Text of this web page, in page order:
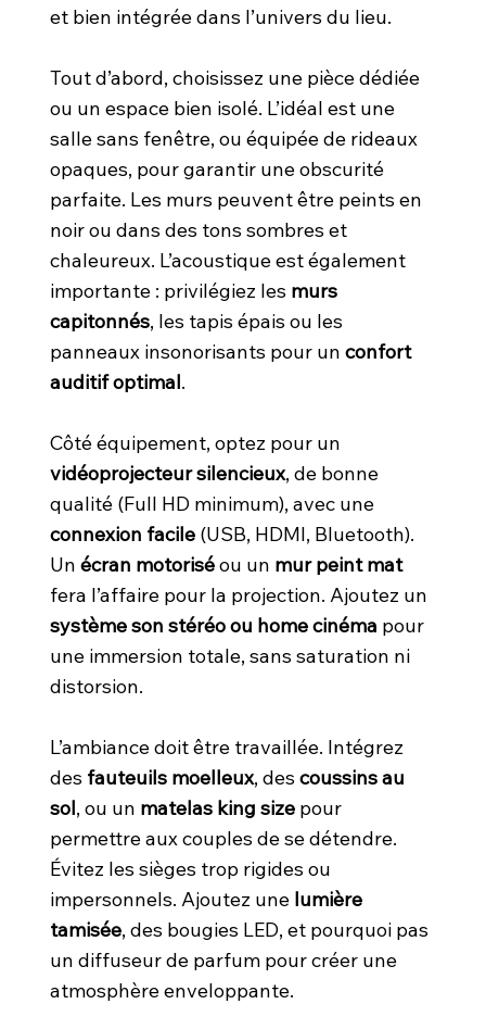
et bien intégrée dans l’univers du lieu.
Tout d’abord, choisissez une pièce dédiée
ou un espace bien isolé. L’idéal est une
salle sans fenêtre, ou équipée de rideaux
opaques, pour garantir une obscurité
parfaite. Les murs peuvent être peints en
noir ou dans des tons sombres et
chaleureux. L’acoustique est également
importante : privilégiez les murs
capitonnés, les tapis épais ou les
panneaux insonorisants pour un confort
auditif optimal.
Côté équipement, optez pour un
vidéoprojecteur silencieux, de bonne
qualité (Full HD minimum), avec une
connexion facile(USB, HDMI, Bluetooth).
Un écran motoriséou un mur peint mat
fera l’affaire pour la projection. Ajoutez un
système son stéréo ou home cinéma pour
une immersion totale, sans saturation ni
distorsion.
L’ambiance doit être travaillée. Intégrez
des fauteuils moelleux, des coussins au
sol, ou un matelas king sizepour
permettre aux couples de se détendre.
Évitez les sièges trop rigides ou
impersonnels. Ajoutez une lumière
tamisée, des bougies LED, et pourquoi pas
un diffuseur de parfum pour créer une
atmosphère enveloppante.